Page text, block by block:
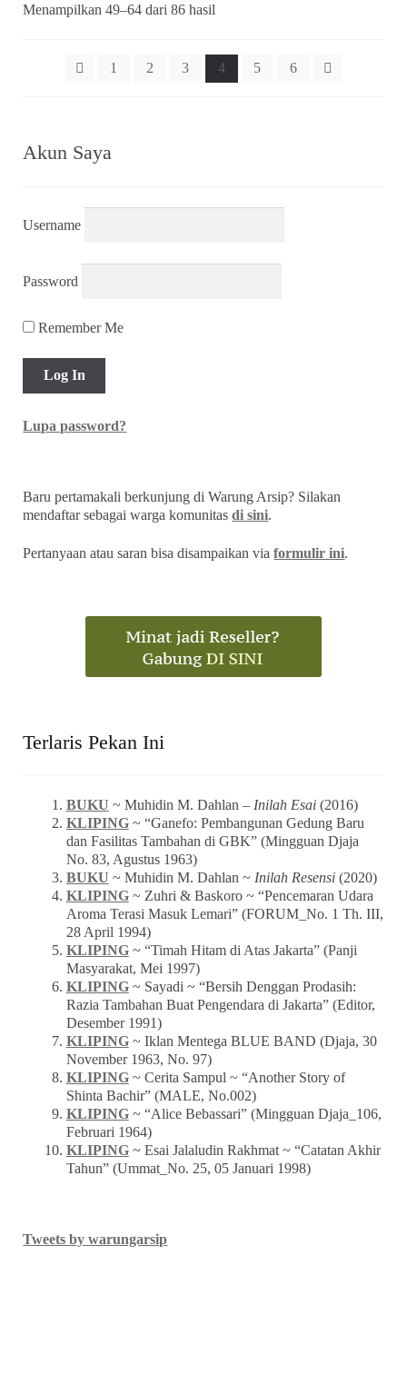
Menampilkan 49–64 dari 86 hasil
terbaru
1 2 3 4 5 6
Akun Saya
Username
Password
Remember Me
Lupa password?
Baru pertamakali berkunjung di Warung Arsip? Silakan
mendaftar sebagai warga komunitasdi sini.
Pertanyaan atau saran bisa disampaikan viaformulir ini.
Terlaris Pekan Ini
BUKU ~ Muhidin M. Dahlan – Inilah Esai(2016)
KLIPING~ “Ganefo: Pembangunan Gedung Baru
dan Fasilitas Tambahan di GBK” (Mingguan Djaja
No. 83, Agustus 1963)
BUKU ~ Muhidin M. Dahlan ~ Inilah Resensi(2020)
KLIPING~ Zuhri & Baskoro ~ “Pencemaran Udara
Aroma Terasi Masuk Lemari” (FORUM_No. 1 Th. III,
28 April 1994)
KLIPING~ “Timah Hitam di Atas Jakarta” (Panji
Masyarakat, Mei 1997)
KLIPING~ Sayadi ~ “Bersih Denggan Prodasih:
Razia Tambahan Buat Pengendara di Jakarta” (Editor,
Desember 1991)
KLIPING~ Iklan Mentega BLUE BAND (Djaja, 30
November 1963, No. 97)
KLIPING~ Cerita Sampul ~ “Another Story of
Shinta Bachir” (MALE, No.002)
KLIPING~ “Alice Bebassari” (Mingguan Djaja_106,
Februari 1964)
KLIPING~ Esai Jalaludin Rakhmat ~ “Catatan Akhir
Tahun” (Ummat_No. 25, 05 Januari 1998)
Tweets by warungarsip